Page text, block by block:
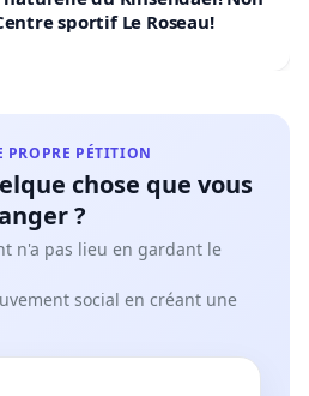
sportif Le Roseau!
PROPRE PÉTITION
chose que vous
?
n'a pas lieu en gardant le
social en créant une